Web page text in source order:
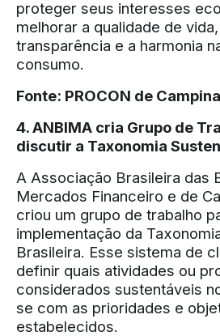
proteger seus interesses
melhorar a qualidade de
transparência e a harmonia
consumo.
Fonte: PROCON de
4. ANBIMA cria Grupo de
discutir a Taxonomia
A Associação Brasileira das
Mercados Financeiro e de
criou um grupo de trabalho
implementação da
Brasileira. Esse sistema de
definir quais atividades ou
considerados sustentáveis
se com as prioridades e
estabelecidos.